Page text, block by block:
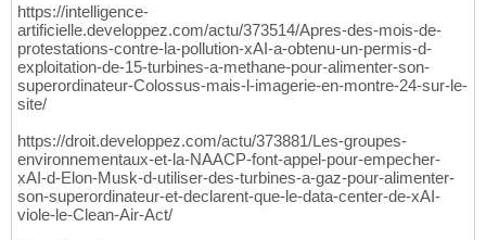
https://intelligence-
artificielle.developpez.com/actu/373514/Apres-des-mois-de-
protestations-contre-la-pollution-xAI-a-obtenu-un-permis-d-
exploitation-de-15-turbines-a-methane-pour-alimenter-son-
superordinateur-Colossus-mais-l-imagerie-en-montre-24-sur-le-
site/
https://droit.developpez.com/actu/373881/Les-groupes-
environnementaux-et-la-NAACP-font-appel-pour-empecher-
xAI-d-Elon-Musk-d-utiliser-des-turbines-a-gaz-pour-alimenter-
son-superordinateur-et-declarent-que-le-data-center-de-xAI-
viole-le-Clean-Air-Act/